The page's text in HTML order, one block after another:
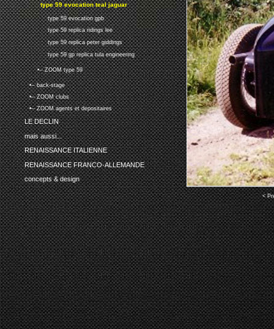
type 59 evocation teal jaguar
type 59 evocation gpb
type 59 replica ridings lee
type 59 replica peter giddings
type 59 gp replica tula engineering
•-- ZOOM type 59
•-- back-stage
•-- ZOOM clubs
•-- ZOOM agents et depositaires
LE DECLIN
mais aussi...
RENAISSANCE ITALIENNE
RENAISSANCE FRANCO-ALLEMANDE
concepts & design
<